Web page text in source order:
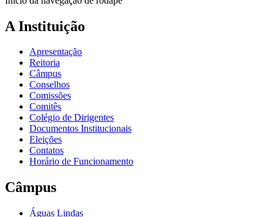
A Instituição
Apresentação
Reitoria
Câmpus
Conselhos
Comissões
Comitês
Colégio de Dirigentes
Documentos Institucionais
Eleições
Contatos
Horário de Funcionamento
Câmpus
Águas Lindas